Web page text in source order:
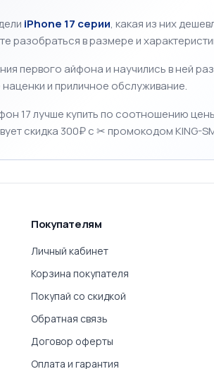
iPhone 17 серии, какая из них
разобраться в размере и
первого айфона и научились в ней
и приличное обслуживание.
17 лучше купить по соотношению
скидка 300₽ с ✂ промокодом KING-
Покупателям
Личный кабинет
Корзина покупателя
Покупай со скидкой
Обратная связь
Договор оферты
Оплата и гарантия